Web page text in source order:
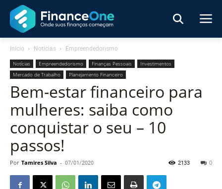
Início Notícias Empreendedorismo
Notícias Empreendedorismo Finanças Pessoais
Investimentos
Mercado de Trabalho
Planejamento Financeiro
Bem-estar financeiro para
mulheres: saiba como
conquistar o seu – 10
passos!
Por Tamires Silva - 07/01/2020 0
2133